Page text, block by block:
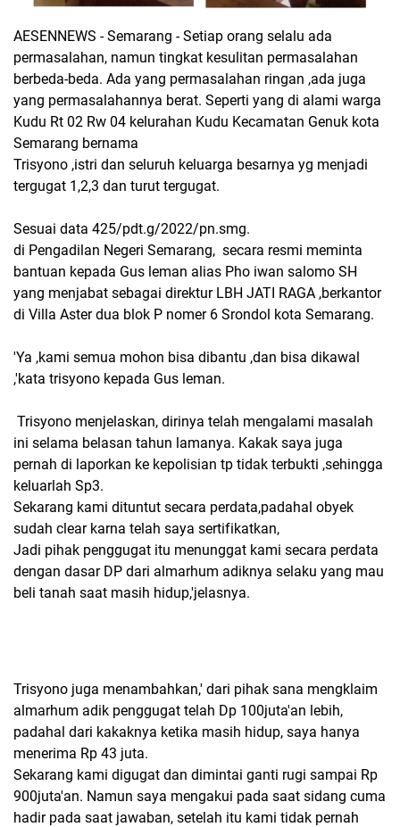
AESENNEWS - Semarang - Setiap orang selalu ada
permasalahan, namun tingkat kesulitan permasalahan
berbeda-beda. Ada yang permasalahan ringan ,ada juga
yang permasalahannya berat. Seperti yang di alami warga
Kudu Rt 02 Rw 04 kelurahan Kudu Kecamatan Genuk kota
Semarang bernama
Trisyono ,istri dan seluruh keluarga besarnya yg menjadi
tergugat 1,2,3 dan turut tergugat.
Sesuai data 425/pdt.g/2022/pn.smg.
di Pengadilan Negeri Semarang, secara resmi meminta
bantuan kepada Gus leman alias Pho iwan salomo SH
yang menjabat sebagai direktur LBH JATI RAGA ,berkantor
di Villa Aster dua blok P nomer 6 Srondol kota Semarang.
'Ya ,kami semua mohon bisa dibantu ,dan bisa dikawal
,'kata trisyono kepada Gus leman.
Trisyono menjelaskan, dirinya telah mengalami masalah
ini selama belasan tahun lamanya. Kakak saya juga
pernah di laporkan ke kepolisian tp tidak terbukti ,sehingga
keluarlah Sp3.
Sekarang kami dituntut secara perdata,padahal obyek
sudah clear karna telah saya sertifikatkan,
Jadi pihak penggugat itu menunggat kami secara perdata
dengan dasar DP dari almarhum adiknya selaku yang mau
beli tanah saat masih hidup,'jelasnya.
Trisyono juga menambahkan,' dari pihak sana mengklaim
almarhum adik penggugat telah Dp 100juta'an lebih,
padahal dari kakaknya ketika masih hidup, saya hanya
menerima Rp 43 juta.
Sekarang kami digugat dan dimintai ganti rugi sampai Rp
900juta'an. Namun saya mengakui pada saat sidang cuma
hadir pada saat jawaban, setelah itu kami tidak pernah